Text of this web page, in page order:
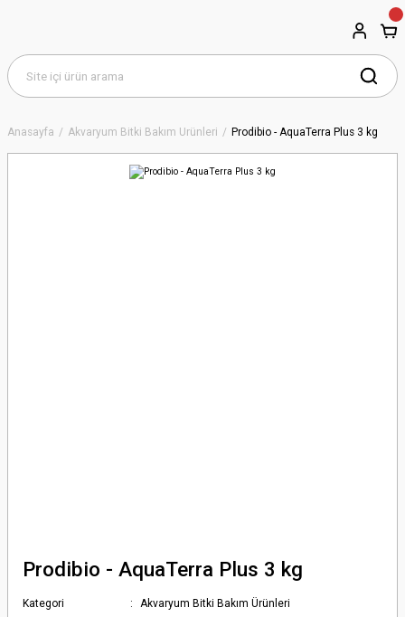
Anasayfa Akvaryum Bitki Bakım Ürünleri Prodibio - AquaTerra Plus 3 kg
Prodibio - AquaTerra Plus 3 kg
Kategori
Akvaryum Bitki Bakım Ürünleri